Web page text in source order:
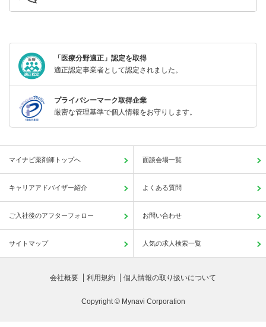
「医療分野適正」認定を取得
適正認定事業者として認定されました。
プライバシーマーク取得企業
厳密な管理基準で個人情報をお守りします。
マイナビ薬剤師トップへ 面談会場一覧
キャリアアドバイザー紹介 よくある質問
ご入社後のアフターフォロー お問い合わせ
サイトマップ 人気の求人検索一覧
会社概要 利用規約 個人情報の取り扱いについて
Copyright © Mynavi Corporation